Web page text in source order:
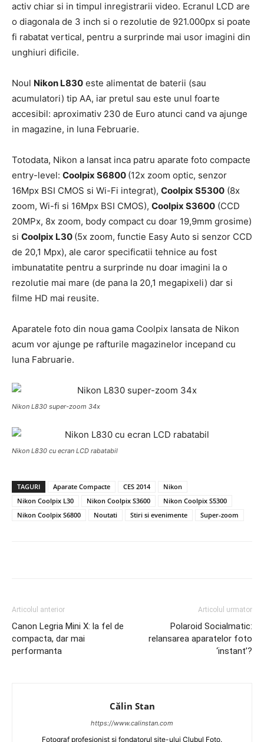
activ chiar si in timpul inregistrarii video. Ecranul LCD are
o diagonala de 3 inch si o rezolutie de 921.000px si poate
fi rabatat vertical, pentru a surprinde mai usor imagini din
unghiuri dificile.
Noul Nikon L830 este alimentat de baterii (sau
acumulatori) tip AA, iar pretul sau este unul foarte
accesibil: aproximativ 230 de Euro atunci cand va ajunge
in magazine, in luna Februarie.
Totodata, Nikon a lansat inca patru aparate foto compacte
entry-level: Coolpix S6800 (12x zoom optic, senzor
16Mpx BSI CMOS si Wi-Fi integrat), Coolpix S5300 (8x
zoom, Wi-fi si 16Mpx BSI CMOS), Coolpix S3600 (CCD
20MPx, 8x zoom, body compact cu doar 19,9mm grosime)
si Coolpix L30 (5x zoom, functie Easy Auto si senzor CCD
de 20,1 Mpx), ale caror specificatii tehnice au fost
imbunatatite pentru a surprinde nu doar imagini la o
rezolutie mai mare (de pana la 20,1 megapixeli) dar si
filme HD mai reusite.
Aparatele foto din noua gama Coolpix lansata de Nikon
acum vor ajunge pe rafturile magazinelor incepand cu
luna Fabruarie.
Nikon L830 super-zoom 34x
Nikon L830 cu ecran LCD rabatabil
TAGURI Aparate Compacte CES 2014
Nikon
Nikon Coolpix L30
Nikon Coolpix S3600
Nikon Coolpix S5300
Nikon Coolpix S6800
Noutati Stiri si evenimente Super-zoom
Articolul anterior
Canon Legria Mini X: la fel de
compacta, dar mai
performanta
Articolul urmator
Polaroid Socialmatic:
relansarea aparatelor foto
‘instant’?
Călin Stan
https://www.calinstan.com
Fotograf profesionist și fondatorul site-ului Clubul Foto.